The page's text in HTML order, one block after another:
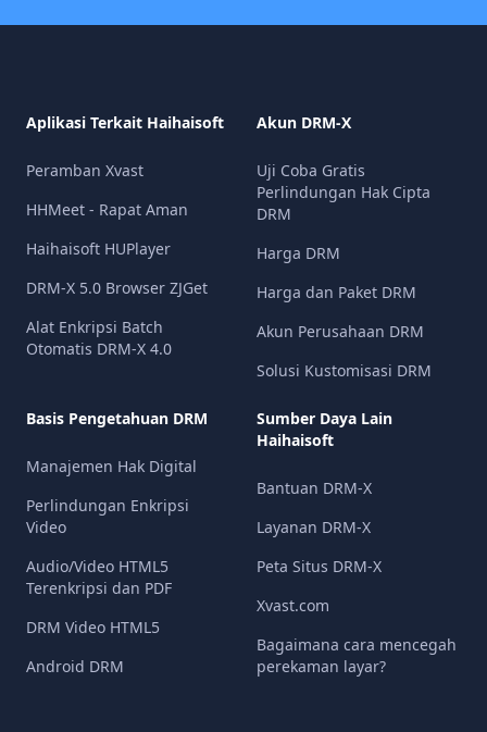
Aplikasi Terkait Haihaisoft
Peramban Xvast
HHMeet - Rapat Aman
Haihaisoft HUPlayer
DRM-X 5.0 Browser ZJGet
Alat Enkripsi Batch
Otomatis DRM-X 4.0
Akun DRM-X
Uji Coba Gratis
Perlindungan Hak Cipta
DRM
Harga DRM
Harga dan Paket DRM
Akun Perusahaan DRM
Solusi Kustomisasi DRM
Basis Pengetahuan DRM
Manajemen Hak Digital
Perlindungan Enkripsi
Video
Audio/Video HTML5
Terenkripsi dan PDF
DRM Video HTML5
Android DRM
Sumber Daya Lain
Haihaisoft
Bantuan DRM-X
Layanan DRM-X
Peta Situs DRM-X
Xvast.com
Bagaimana cara mencegah
perekaman layar?